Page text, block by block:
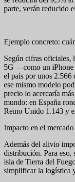
parte, verán reducido
Ejemplo concreto:
Según cifras oficiales,
5G —como un iPhone
el país por unos 2.566
ese mismo modelo
precio lo acercaría
mundo: en España
Reino Unido 1.143 y
Impacto en el
Además del alivio
distribución. Para eso,
isla de Tierra del
simplificar la logística